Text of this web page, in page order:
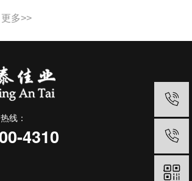
更多>>
线：
4310